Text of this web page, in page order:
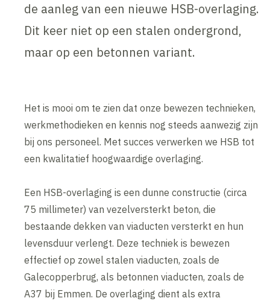
de aanleg van een nieuwe HSB-overlaging.
Dit keer niet op een stalen ondergrond,
maar op een betonnen variant.
Het is mooi om te zien dat onze bewezen technieken,
werkmethodieken en kennis nog steeds aanwezig zijn
bij ons personeel. Met succes verwerken we HSB tot
een kwalitatief hoogwaardige overlaging.
Een HSB-overlaging is een dunne constructie (circa
75 millimeter) van vezelversterkt beton, die
bestaande dekken van viaducten versterkt en hun
levensduur verlengt. Deze techniek is bewezen
effectief op zowel stalen viaducten, zoals de
Galecopperbrug, als betonnen viaducten, zoals de
A37 bij Emmen. De overlaging dient als extra